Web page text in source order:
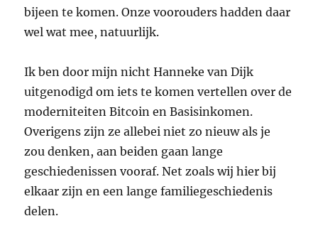
bijeen te komen. Onze voorouders hadden daar
wel wat mee, natuurlijk.
Ik ben door mijn nicht Hanneke van Dijk
uitgenodigd om iets te komen vertellen over de
moderniteiten Bitcoin en Basisinkomen.
Overigens zijn ze allebei niet zo nieuw als je
zou denken, aan beiden gaan lange
geschiedenissen vooraf. Net zoals wij hier bij
elkaar zijn en een lange familiegeschiedenis
delen.